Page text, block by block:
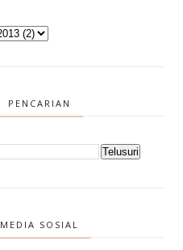
PENCARIAN
MEDIA SOSIAL